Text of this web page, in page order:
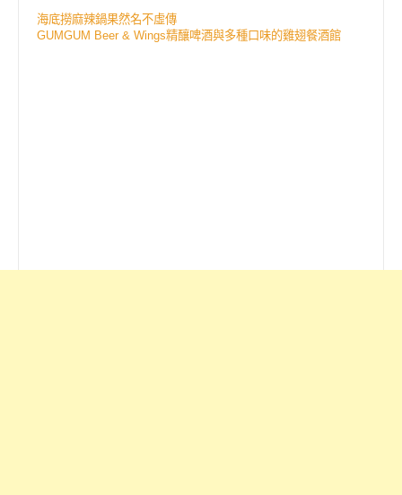
海底撈麻辣鍋果然名不虛傳
GUMGUM Beer & Wings精釀啤酒與多種口味的雞翅餐酒館